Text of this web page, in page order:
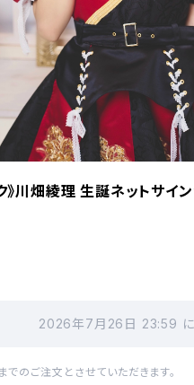
》川畑綾理 生誕ネットサイン
2026年7月26日 23:59 に
でのご注文とさせていただきます。